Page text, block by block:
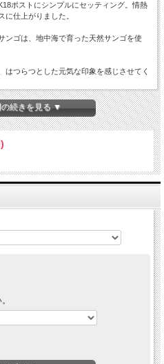
ポストにシンプルにセッティング。情熱
に仕上がりました。
ンゴは、地中海で育った天然サンゴを使
つらつとした元気な印象を感じさせてく
ュエリーとしてサンゴを身につけられてい
けたい!そんな大人の女性にピッタリの一
ルド
：3.5mm～4.0mm
について
続きを見る ▼